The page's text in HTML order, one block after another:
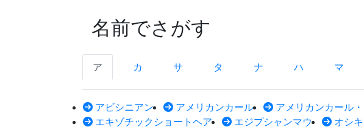
名前でさがす
ア カ サ タ ナ ハ マ
アビシニアン アメリカンカール アメリカンカール
エキゾチックショートヘア
エジプシャンマウ オシ